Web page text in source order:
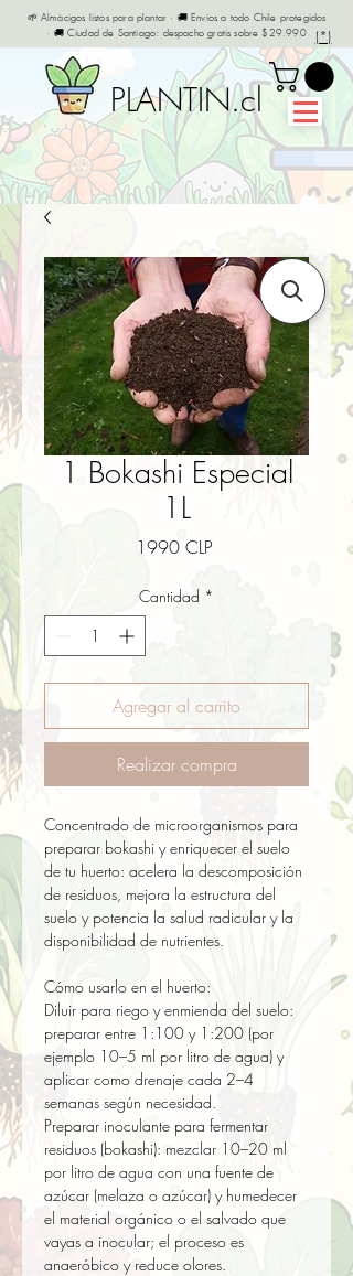
🌱 Almácigos listos para plantar · 🚚 Envíos a todo Chile protegidos
· 🚚 Ciudad de Santiago: despacho gratis sobre $29.990
(*)
PLANTIN.cl
1 Bokashi Especial
1L
1990 CLPPrecio
Cantidad *
Agregar al carrito
Realizar compra
Concentrado de microorganismos para
preparar bokashi y enriquecer el suelo
de tu huerto: acelera la descomposición
de residuos, mejora la estructura del
suelo y potencia la salud radicular y la
disponibilidad de nutrientes.
Cómo usarlo en el huerto:
Diluir para riego y enmienda del suelo:
preparar entre 1:100 y 1:200 (por
ejemplo 10–5 ml por litro de agua) y
aplicar como drenaje cada 2–4
semanas según necesidad.
Preparar inoculante para fermentar
residuos (bokashi): mezclar 10–20 ml
por litro de agua con una fuente de
azúcar (melaza o azúcar) y humedecer
el material orgánico o el salvado que
vayas a inocular; el proceso es
anaeróbico y reduce olores.